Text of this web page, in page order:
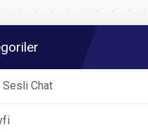
Sesli Chat